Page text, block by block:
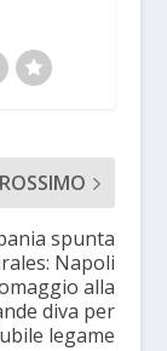
spunta
Napoli
alla
diva per
legame